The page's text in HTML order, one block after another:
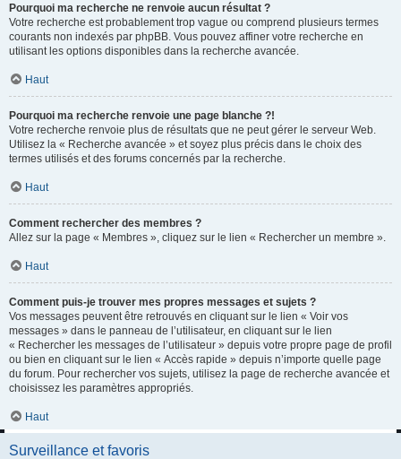
Pourquoi ma recherche ne renvoie aucun résultat ?
Votre recherche est probablement trop vague ou comprend plusieurs termes
courants non indexés par phpBB. Vous pouvez affiner votre recherche en
utilisant les options disponibles dans la recherche avancée.
Haut
Pourquoi ma recherche renvoie une page blanche ?!
Votre recherche renvoie plus de résultats que ne peut gérer le serveur Web.
Utilisez la « Recherche avancée » et soyez plus précis dans le choix des
termes utilisés et des forums concernés par la recherche.
Haut
Comment rechercher des membres ?
Allez sur la page « Membres », cliquez sur le lien « Rechercher un membre ».
Haut
Comment puis-je trouver mes propres messages et sujets ?
Vos messages peuvent être retrouvés en cliquant sur le lien « Voir vos
messages » dans le panneau de l’utilisateur, en cliquant sur le lien
« Rechercher les messages de l’utilisateur » depuis votre propre page de profil
ou bien en cliquant sur le lien « Accès rapide » depuis n’importe quelle page
du forum. Pour rechercher vos sujets, utilisez la page de recherche avancée et
choisissez les paramètres appropriés.
Haut
Surveillance et favoris